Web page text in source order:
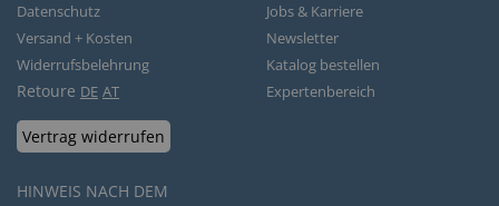
Datenschutz
Versand + Kosten
Widerrufsbelehrung
Retoure DE AT
Vertrag widerrufen
HINWEIS NACH DEM
Jobs & Karriere
Newsletter
Katalog bestellen
Expertenbereich